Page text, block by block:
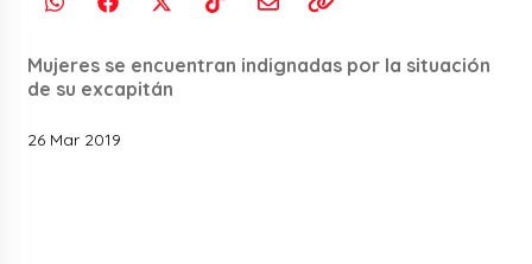
Mujeres se encuentran indignadas por la situación
de su excapitán
26 Mar 2019